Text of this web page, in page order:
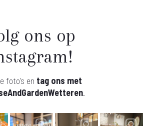
ons op
foto's en tag ons met
.